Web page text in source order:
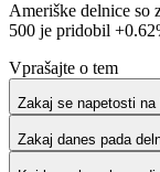
Ameriške delnice so
500 je pridobil
Vprašajte o tem
Zakaj se napetosti
Zakaj danes pada